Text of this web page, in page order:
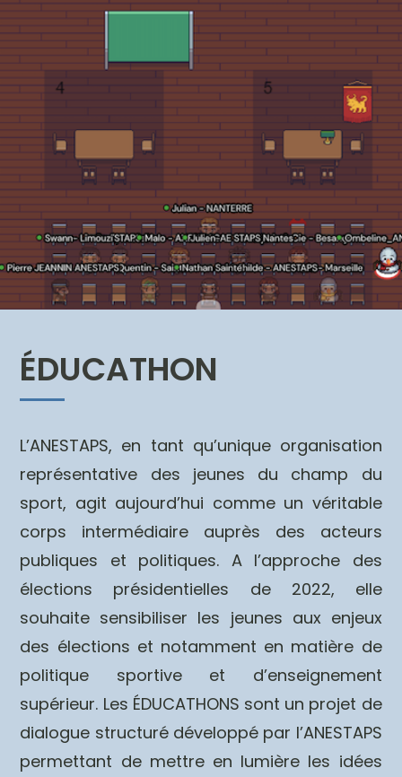
ÉDUCATHON
L’ANESTAPS, en tant qu’unique organisation
représentative des jeunes du champ du
sport, agit aujourd’hui comme un véritable
corps intermédiaire auprès des acteurs
publiques et politiques. A l’approche des
élections présidentielles de 2022, elle
souhaite sensibiliser les jeunes aux enjeux
des élections et notamment en matière de
politique sportive et d’enseignement
supérieur. Les ÉDUCATHONS sont un projet de
dialogue structuré développé par l’ANESTAPS
permettant de mettre en lumière les idées